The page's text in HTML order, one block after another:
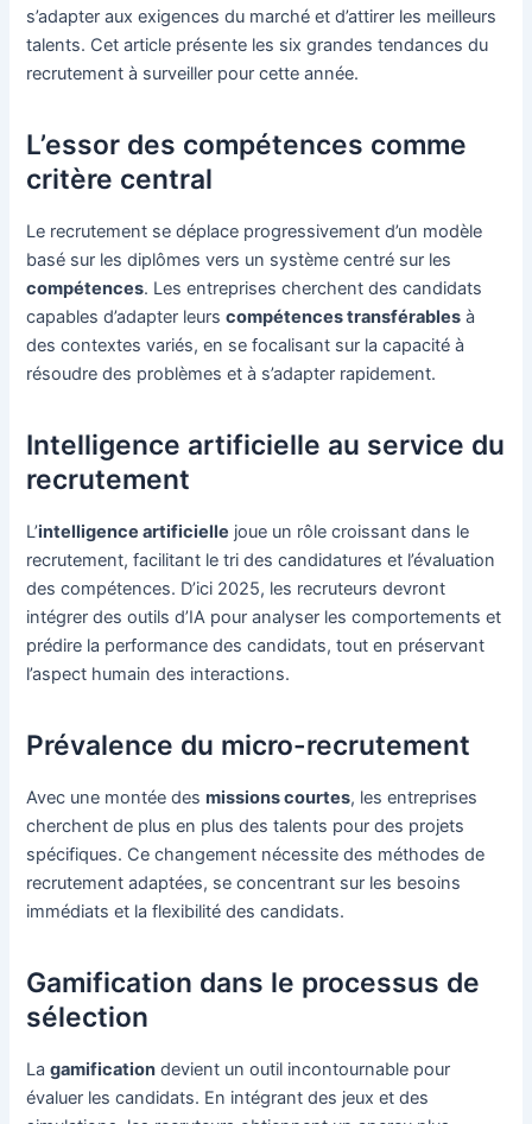
s’adapter aux exigences du marché et d’attirer les meilleurs
talents. Cet article présente les six grandes tendances du
recrutement à surveiller pour cette année.
L’essor des compétences comme
critère central
Le recrutement se déplace progressivement d’un modèle
basé sur les diplômes vers un système centré sur les
compétences. Les entreprises cherchent des candidats
capables d’adapter leurscompétences transférables à
des contextes variés, en se focalisant sur la capacité à
résoudre des problèmes et à s’adapter rapidement.
Intelligence artificielle au service du
recrutement
L’intelligence artificielle joue un rôle croissant dans le
recrutement, facilitant le tri des candidatures et l’évaluation
des compétences. D’ici 2025, les recruteurs devront
intégrer des outils d’IA pour analyser les comportements et
prédire la performance des candidats, tout en préservant
l’aspect humain des interactions.
Prévalence du micro-recrutement
Avec une montée desmissions courtes, les entreprises
cherchent de plus en plus des talents pour des projets
spécifiques. Ce changement nécessite des méthodes de
recrutement adaptées, se concentrant sur les besoins
immédiats et la flexibilité des candidats.
Gamification dans le processus de
sélection
Lagamification devient un outil incontournable pour
évaluer les candidats. En intégrant des jeux et des